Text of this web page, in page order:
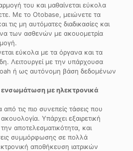
του και μαθαίνεται εύκολα
Με το Otobase, μειώνετε τα
μη αυτόματες διαδικασίες και
των ασθενών με ακουομετρία
εύκολα με τα όργανα και τα
Λειτουργεί με την υπάρχουσα
ή ως αυτόνομη βάση δεδομένων
ενσωμάτωση με ηλεκτρονικά
τις πιο συνεπείς τάσεις που
Υπάρχει εξαιρετική
αποτελεσματικότητα, και
συμμόρφωσης σε πολλά
αποθήκευση ιατρικών